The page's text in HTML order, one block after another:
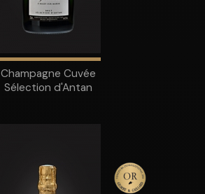
Champagne Cuvée
Sélection d'Antan